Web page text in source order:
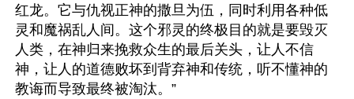
红龙。它与仇视正神的撒旦为伍，同时利用各种低
灵和魔祸乱人间。这个邪灵的终极目的就是要毁灭
人类，在神归来挽救众生的最后关头，让人不信
神，让人的道德败坏到背弃神和传统，听不懂神的
教诲而导致最终被淘汰。”